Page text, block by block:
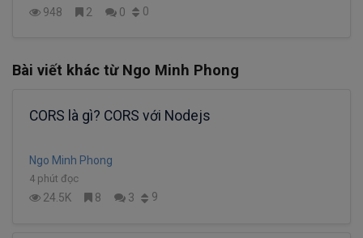
948 2 0 0
Bài viết khác từ Ngo Minh Phong
CORS là gì? CORS với Nodejs
Ngo Minh Phong
4 phút đọc
24.5K 8 3 9